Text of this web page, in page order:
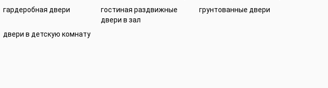
гардеробная двери
гостиная раздвижные
двери в зал
грунтованные двери
двери в детскую комнату